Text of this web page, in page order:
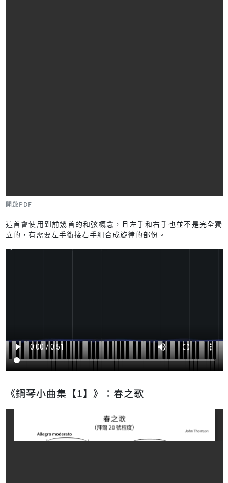
開啟PDF
這首會使用到前幾首的和弦概念，且左手和右手也並不是完全獨
立的，有需要左手銜接右手組合成旋律的部份。
《鋼琴小曲集【1】》：春之歌